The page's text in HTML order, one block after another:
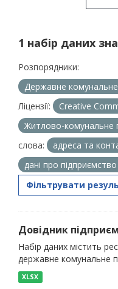
1 набір даних
Розпорядники:
Державне
Ліцензії:
Creative
Житлово-комунальне
слова:
адреса та
дані про підприємство
Фільтрувати
Довідник
Набір даних містить
державне комунальне
XLSX